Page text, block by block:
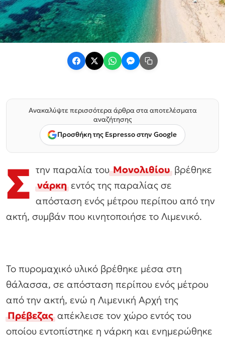
Ανακαλύψτε περισσότερα άρθρα στα αποτελέσματα
αναζήτησης
Προσθήκη της Espresso στην Google
Σ την παραλία του Μονολιθίουβρέθηκε
νάρκηεντός της παραλίας σε
απόσταση ενός μέτρου περίπου από την
ακτή, συμβάν που κινητοποιήσε το Λιμενικό.
Το πυρομαχικό υλικό βρέθηκε μέσα στη
θάλασσα, σε απόσταση περίπου ενός μέτρου
από την ακτή, ενώ η Λιμενική Αρχή της
Πρέβεζαςαπέκλεισε τον χώρο εντός του
οποίου εντοπίστηκε η νάρκη και ενημερώθηκε